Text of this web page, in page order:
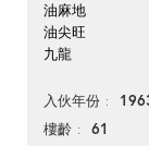
油麻地
油尖旺
九龍
入伙年份
樓齡 61